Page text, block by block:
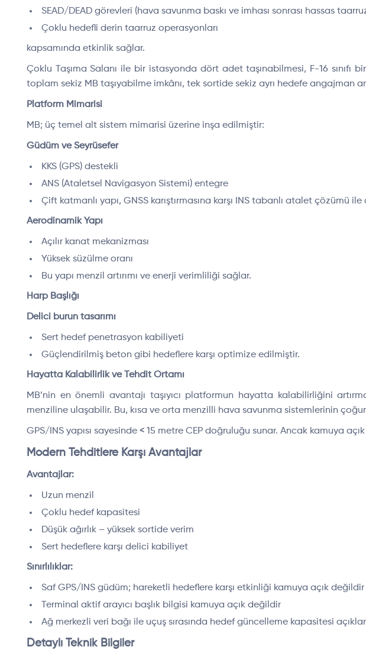
SEAD/DEAD görevleri (hava savunma baskı ve imhası sonrası hassas
Çoklu hedefli derin taarruz operasyonları
kapsamında etkinlik sağlar.
Çoklu Taşıma Salanı ile bir istasyonda dört adet taşınabilmesi, F-16 sınıfı
toplam sekiz MB taşıyabilme imkânı, tek sortide sekiz ayrı hedefe angajman
Platform Mimarisi
MB; üç temel alt sistem mimarisi üzerine inşa edilmiştir:
Güdüm ve Seyrüsefer
KKS (GPS) destekli
ANS (Ataletsel Navigasyon Sistemi) entegre
Çift katmanlı yapı, GNSS karıştırmasına karşı INS tabanlı atalet çözümü ile
Aerodinamik Yapı
Açılır kanat mekanizması
Yüksek süzülme oranı
Bu yapı menzil artırımı ve enerji verimliliği sağlar.
Harp Başlığı
Delici burun tasarımı
Sert hedef penetrasyon kabiliyeti
Güçlendirilmiş beton gibi hedeflere karşı optimize edilmiştir.
Hayatta Kalabilirlik ve Tehdit Ortamı
MB’nin en önemli avantajı taşıyıcı platformun hayatta kalabilirliğini
menziline ulaşabilir. Bu, kısa ve orta menzilli hava savunma sistemlerinin
GPS/INS yapısı sayesinde < 15 metre CEP doğruluğu sunar. Ancak kamuya
Modern Tehditlere Karşı Avantajlar
Avantajlar:
Uzun menzil
Çoklu hedef kapasitesi
Düşük ağırlık – yüksek sortide verim
Sert hedeflere karşı delici kabiliyet
Sınırlılıklar:
Saf GPS/INS güdüm; hareketli hedeflere karşı etkinliği kamuya açık değildir
Terminal aktif arayıcı başlık bilgisi kamuya açık değildir
Ağ merkezli veri bağı ile uçuş sırasında hedef güncelleme kapasitesi
Detaylı Teknik Bilgiler